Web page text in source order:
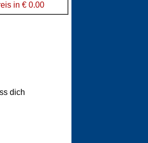
in € 0.00
dich